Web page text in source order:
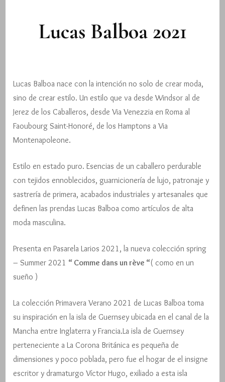
Lucas Balboa 2021
Lucas Balboa nace con la intención no solo de crear moda,
sino de crear estilo. Un estilo que va desde Windsor al de
Jerez de los Caballeros, desde Via Venezzia en Roma al
Faoubourg Saint-Honoré, de los Hamptons a Via
Montenapoleone.
Estilo en estado puro. Esencias de un caballero perdurable
con tejidos ennoblecidos, guarnicionería de lujo, patronaje y
sastrería de primera, acabados industriales y artesanales que
definen las prendas Lucas Balboa como artículos de alta
moda masculina.
Presenta en Pasarela Larios 2021, la nueva colección spring
– Summer 2021 “ Comme dans un rève “( como en un
sueño )
La colección Primavera Verano 2021 de Lucas Balboa toma
su inspiración en la isla de Guernsey ubicada en el canal de la
Mancha entre Inglaterra y Francia.La isla de Guernsey
perteneciente a La Corona Británica es pequeña de
dimensiones y poco poblada, pero fue el hogar de el insigne
escritor y dramaturgo Víctor Hugo, exiliado a esta isla